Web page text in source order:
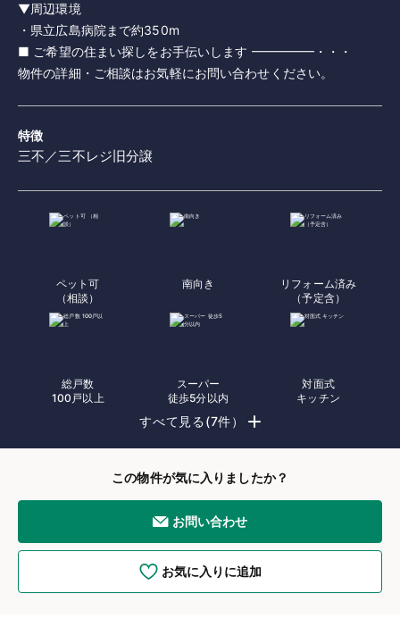
▼周辺環境
・県立広島病院まで約350m
■ ご希望の住まい探しをお手伝いします ━━━━━・・・
物件の詳細・ご相談はお気軽にお問い合わせください。
特徴
三不／三不レジ旧分譲
ペット可
（相談）
南向き
リフォーム済み
（予定含）
総戸数
100戸以上
スーパー
徒歩5分以内
対面式
キッチン
すべて見る(7件）
この物件が気に入りましたか？
お問い合わせ
お気に入りに追加